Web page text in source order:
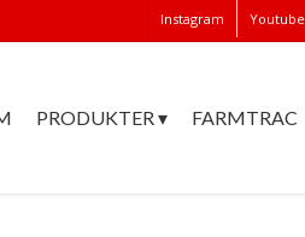
Instagram Youtube
PRODUKTER ▾ FARMTRAC